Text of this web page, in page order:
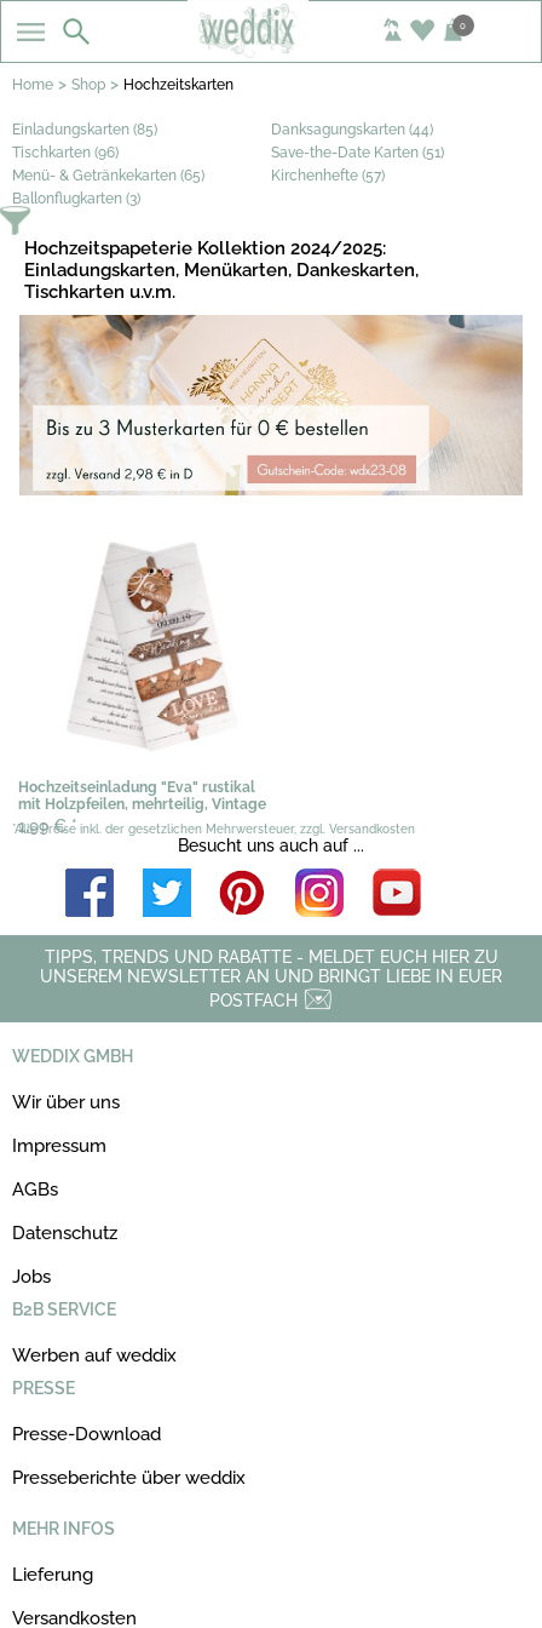
0
Home > Shop > Hochzeitskarten
Einladungskarten (85)
Danksagungskarten (44)
Tischkarten (96)
Save-the-Date Karten (51)
Menü- & Getränkekarten (65)
Kirchenhefte (57)
Ballonflugkarten (3)
Hochzeitspapeterie Kollektion 2024/2025:
Einladungskarten, Menükarten, Dankeskarten,
Tischkarten u.v.m.
Hochzeitseinladung "Eva" rustikal
mit Holzpfeilen, mehrteilig, Vintage
1,99 €*
*Alle Preise inkl. der gesetzlichen Mehrwersteuer, zzgl. Versandkosten
Besucht uns auch auf ...
TIPPS, TRENDS UND RABATTE - MELDET EUCH HIER ZU
UNSEREM NEWSLETTER AN UND BRINGT LIEBE IN EUER
POSTFACH
WEDDIX GMBH
Wir über uns
Impressum
AGBs
Datenschutz
Jobs
B2B SERVICE
Werben auf weddix
PRESSE
Presse-Download
Presseberichte über weddix
MEHR INFOS
Lieferung
Versandkosten